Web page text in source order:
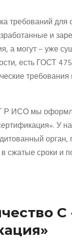
требований для
и
а могут – уже
есть ГОСТ
требования
Р ИСО мы
У
орган,
сжатые сроки и
С